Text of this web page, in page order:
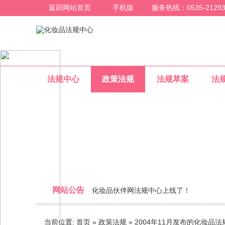
返回网站首页 手机版 服务热线：0535-
法规中心 政策法规 法规草案 法
网站公告 化妆品伙伴网法规中心上线了！
当前位置: 首页 » 政策法规 » 2004年11月发布的化妆品法